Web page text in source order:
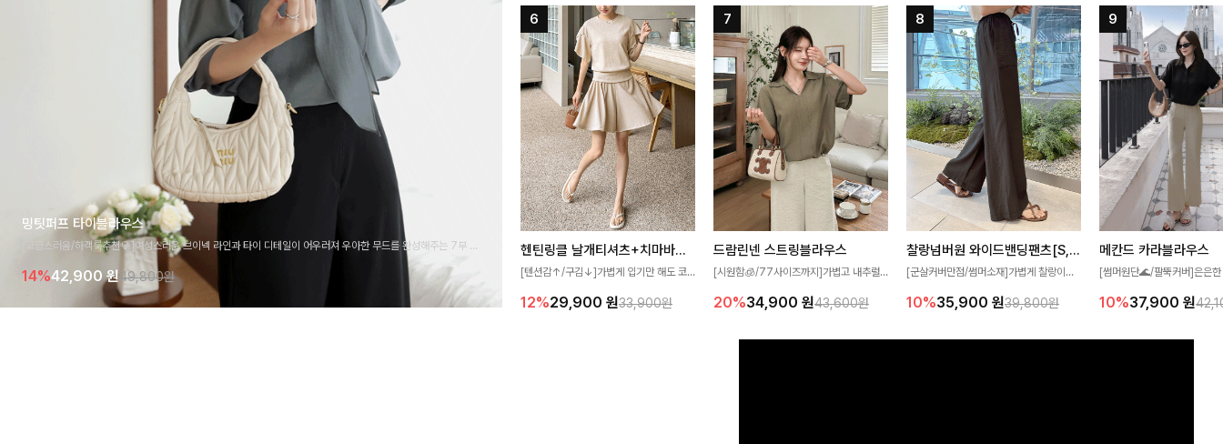
밍팃퍼프 타이블라우스
[고급스러움/하객룩추천💎]여성스러운 브이넥 라인과 타이 디테일이 어우러져 우아한 무드를 완성해주는 7부 블
라우스 🤍 여유로운 7부 소매로 편안하게 착용되며 데일리룩부터 출근룩, 하객룩까지 세련된 스타일링을 연출하
기 좋은 아이템이에요
14%42,900원 49,800원
즐기기 좋아요
좋아요
헨틴링클 날개티셔츠+치마바지SET
[텐션감↑/구김↓]가볍게 입기만 해도 코
게 퍼지는 프릴 날개 소매가 우아한 포인트
12%29,900 원33,900원
드람린넨 스트링블라우스
[시원함🧊/77사이즈까지]가볍고 내추럴
없는 슬릿 카라 디자인이 얼굴선을 더욱 시
20%34,900 원43,600원
찰랑넘버원 와이드밴딩팬츠[S,M,L사이즈]
[군살커버만점/썸머소재]가볍게 찰랑이는
편안하게 착용하실 수 있는 팬츠입니다 🖤
감 있는 착용감을 더해드려요!
10%35,900 원39,800원
메칸드 카라블라우스
[썸머원단🌊/팔뚝커버]은은
세련된 무드를 연출해주는 블
은 베이직한 디자인!
10%37,900 원